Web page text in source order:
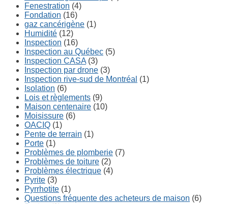
Fenestration (4)
Fondation (16)
gaz cancérigène (1)
Humidité (12)
Inspection (16)
Inspection au Québec (5)
Inspection CASA (3)
Inspection par drone (3)
Inspection rive-sud de Montréal (1)
Isolation (6)
Lois et règlements (9)
Maison centenaire (10)
Moisissure (6)
OACIQ (1)
Pente de terrain (1)
Porte (1)
Problèmes de plomberie (7)
Problèmes de toiture (2)
Problèmes électrique (4)
Pyrite (3)
Pyrrhotite (1)
Questions fréquente des acheteurs de maison (6)